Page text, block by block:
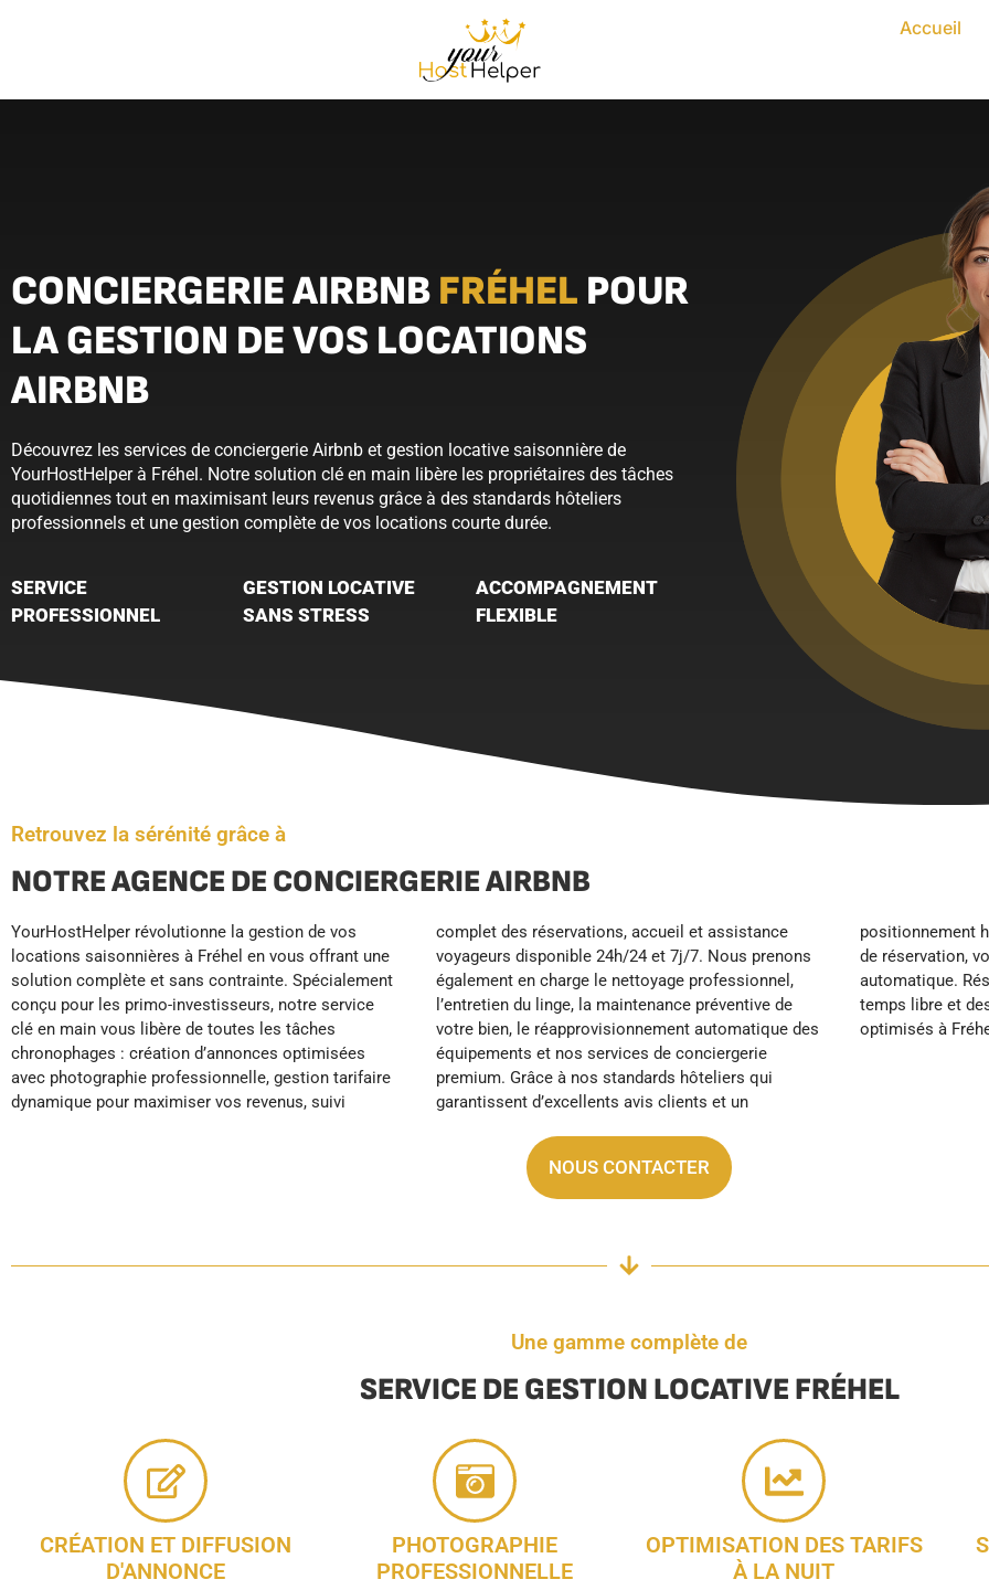
Accueil
CONCIERGERIE AIRBNB FRÉHEL POUR
LA GESTION DE VOS LOCATIONS
AIRBNB
Découvrez les services de conciergerie Airbnb et gestion locative saisonnière de
YourHostHelper à Fréhel. Notre solution clé en main libère les propriétaires des tâches
quotidiennes tout en maximisant leurs revenus grâce à des standards hôteliers
professionnels et une gestion complète de vos locations courte durée.
SERVICE
PROFESSIONNEL
GESTION LOCATIVE
SANS STRESS
ACCOMPAGNEMENT
FLEXIBLE
Retrouvez la sérénité grâce à
NOTRE AGENCE DE CONCIERGERIE AIRBNB
YourHostHelper révolutionne la gestion de vos
locations saisonnières à Fréhel en vous offrant une
solution complète et sans contrainte. Spécialement
conçu pour les primo-investisseurs, notre service
clé en main vous libère de toutes les tâches
chronophages : création d’annonces optimisées
avec photographie professionnelle, gestion tarifaire
dynamique pour maximiser vos revenus, suivi
complet des réservations, accueil et assistance
voyageurs disponible 24h/24 et 7j/7. Nous prenons
également en charge le nettoyage professionnel,
l’entretien du linge, la maintenance préventive de
votre bien, le réapprovisionnement automatique des
équipements et nos services de conciergerie
premium. Grâce à nos standards hôteliers qui
garantissent d’excellents avis clients et un
positionnement haut de gamme sur les plateformes
de réservation, votre location fonctionne en pilote
automatique. Résultat : moins de stress, plus de
temps libre et des revenus locatifs sécurisés et
optimisés à
NOUS CONTACTER
Une gamme complète de
SERVICE DE GESTION LOCATIVE FRÉHEL
CRÉATION ET DIFFUSION
D'ANNONCE
PHOTOGRAPHIE
PROFESSIONNELLE
OPTIMISATION DES TARIFS
À LA NUIT